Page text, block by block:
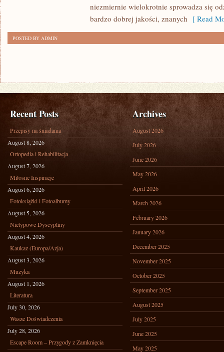
niezmiernie wielokrotnie sprowadza się
bardzo dobrej jakości, znanych [ Read
POSTED BY ADMIN
Recent Posts
Przepisy na śniadania
August 8, 2026
Ortopedia i Rehabilitacja
August 7, 2026
Miłosne Inspiracje
August 6, 2026
Fotoksiążki i Fotoalbumy
August 5, 2026
Nietypowe Dyscypliny
August 4, 2026
Kaukaz (Europa/Azja)
August 3, 2026
Muzyka
August 1, 2026
Literatura
July 30, 2026
Wasze Doświadczenia
July 28, 2026
Escape Room – Przygody z Zamknięcia
Archives
August 2026
July 2026
June 2026
May 2026
April 2026
March 2026
February 2026
January 2026
December 2025
November 2025
October 2025
September 2025
August 2025
July 2025
June 2025
May 2025